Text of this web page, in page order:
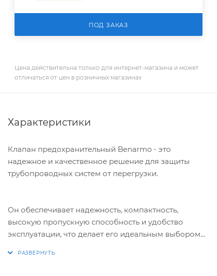
ПОД ЗАКАЗ
Цена действительна только для интернет-магазина и может
отличаться от цен в розничных магазинах
Характеристики
Клапан предохранительный Benarmo - это
надежное и качественное решение для защиты
трубопроводных систем от перегрузки.
Он обеспечивает надежность, компактность,
высокую пропускную способность и удобство
эксплуатации, что делает его идеальным выбором